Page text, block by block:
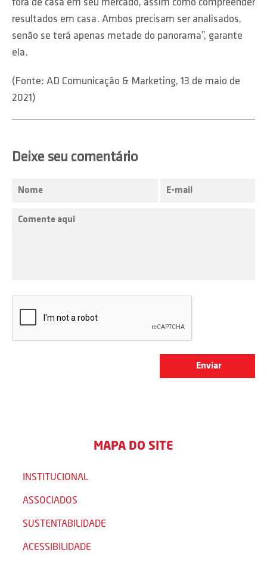
fora de casa em seu mercado, assim como compreender
resultados em casa. Ambos precisam ser analisados,
senão se terá apenas metade do panorama”, garante
ela.
(Fonte: AD Comunicação & Marketing, 13 de maio de
2021)
Deixe seu comentário
MAPA DO SITE
INSTITUCIONAL
ASSOCIADOS
SUSTENTABILIDADE
ACESSIBILIDADE